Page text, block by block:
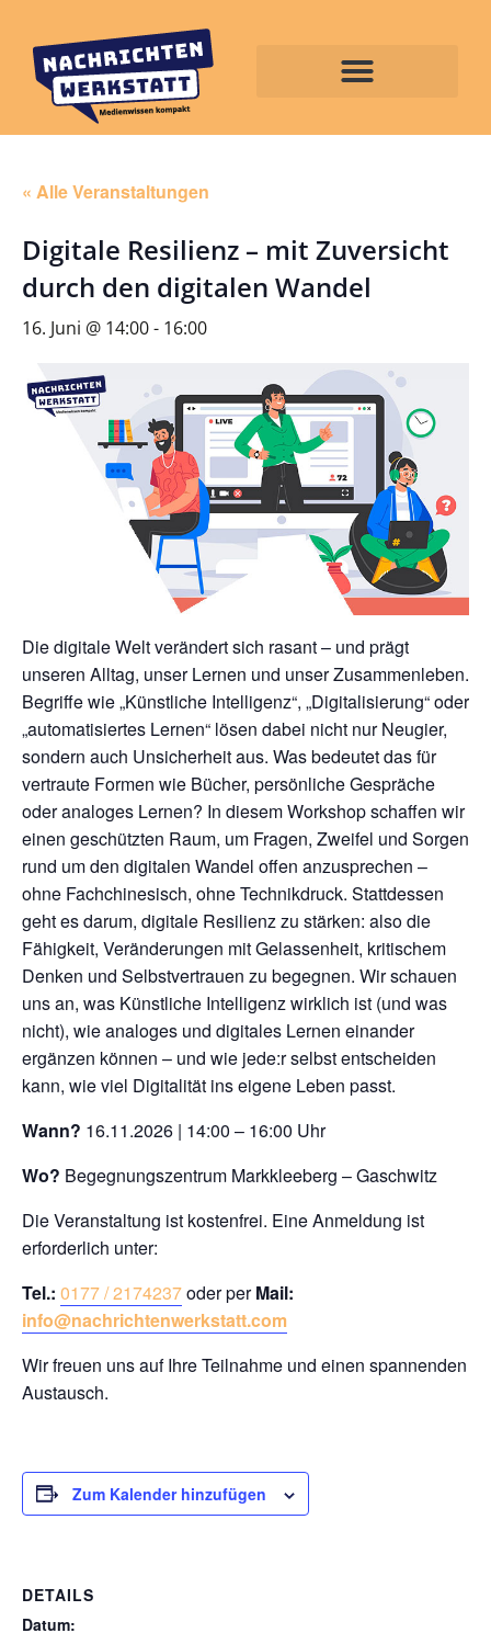
« Alle Veranstaltungen
Digitale Resilienz – mit Zuversicht
durch den digitalen Wandel
16. Juni @ 14:00- 16:00
Die digitale Welt verändert sich rasant – und prägt
unseren Alltag, unser Lernen und unser Zusammenleben.
Begriffe wie „Künstliche Intelligenz“, „Digitalisierung“ oder
„automatisiertes Lernen“ lösen dabei nicht nur Neugier,
sondern auch Unsicherheit aus. Was bedeutet das für
vertraute Formen wie Bücher, persönliche Gespräche
oder analoges Lernen? In diesem Workshop schaffen wir
einen geschützten Raum, um Fragen, Zweifel und Sorgen
rund um den digitalen Wandel offen anzusprechen –
ohne Fachchinesisch, ohne Technikdruck. Stattdessen
geht es darum, digitale Resilienz zu stärken: also die
Fähigkeit, Veränderungen mit Gelassenheit, kritischem
Denken und Selbstvertrauen zu begegnen. Wir schauen
uns an, was Künstliche Intelligenz wirklich ist (und was
nicht), wie analoges und digitales Lernen einander
ergänzen können – und wie jede:r selbst entscheiden
kann, wie viel Digitalität ins eigene Leben passt.
Wann? 16.11.2026 | 14:00 – 16:00 Uhr
Wo? Begegnungszentrum Markkleeberg – Gaschwitz
Die Veranstaltung ist kostenfrei. Eine Anmeldung ist
erforderlich unter:
Tel.: 0177 / 2174237oder perMail:
info@nachrichtenwerkstatt.com
Wir freuen uns auf Ihre Teilnahme und einen spannenden
Austausch.
Zum Kalender hinzufügen
DETAILS
Datum: